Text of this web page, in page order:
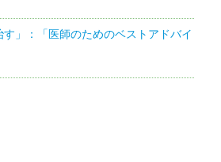
」：「医師のためのベストアドバイ